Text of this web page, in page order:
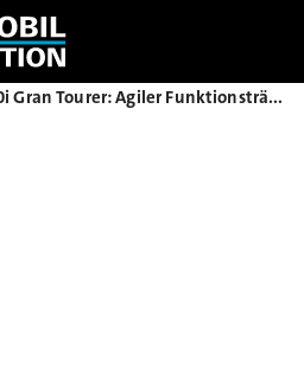
BMW 220i Gran Tourer: Agiler Funktionsträger